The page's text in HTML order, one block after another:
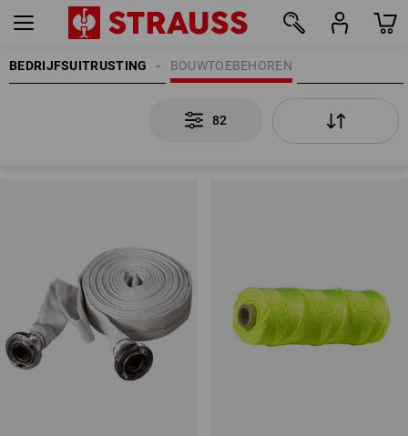
BEDRIJFSUITRUSTING BOUWTOEBEHOREN
82